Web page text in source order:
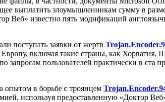
выплатить злоумышленникам сумму в
Веб» известно пять модификаций
поступать заявки от жертв
включая такие страны, как
пользователей практически в ста
в борьбе с троянцем
используя предоставленную «Доктор